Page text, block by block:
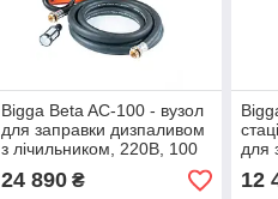
Bigga Beta AC-100 - вузол
для заправки дизпаливом
з лічильником, 220В, 100
л/хв.
24 890₴
для
В.
12